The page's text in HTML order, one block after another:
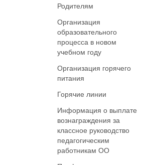
Родителям
Организация
образовательного
процесса в новом
учебном году
Организация горячего
питания
Горячие линии
Информация о выплате
вознаграждения за
классное руководство
педагогическим
работникам ОО